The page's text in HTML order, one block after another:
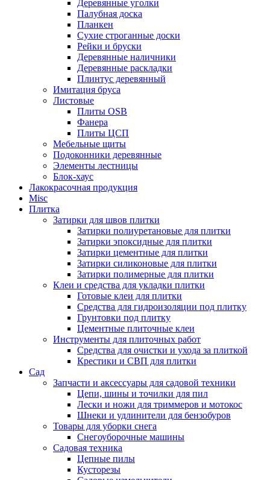
Деревянные уголки
Палубная доска
Планкен
Сухие строганные доски
Рейки и бруски
Деревянные наличники
Деревянные раскладки
Плинтус деревянный
Имитация бруса
Листовые
Плиты OSB
Фанера
Плиты ЦСП
Мебельные щиты
Подоконники деревянные
Элементы лестницы
Блок-хаус
Лакокрасочная продукция
Misc
Плитка
Затирки для швов плитки
Затирки полиуретановые для плитки
Затирки эпоксидные для плитки
Затирки цементные для плитки
Затирки силиконовые для плитки
Затирки полимерные для плитки
Клеи и средства для укладки плитки
Готовые клеи для плитки
Средства для гидроизоляции под плитку
Грунтовки под плитку
Цементные плиточные клеи
Инструменты для плиточных работ
Средства для очистки и ухода за плиткой
Крестики и СВП для плитки
Сад
Запчасти и аксессуары для садовой техники
Цепи, шины и точилки для пил
Лески и ножи для триммеров и мотокос
Шнеки и удлинители для бензобуров
Товары для уборки снега
Снегоуборочные машины
Садовая техника
Цепные пилы
Кусторезы